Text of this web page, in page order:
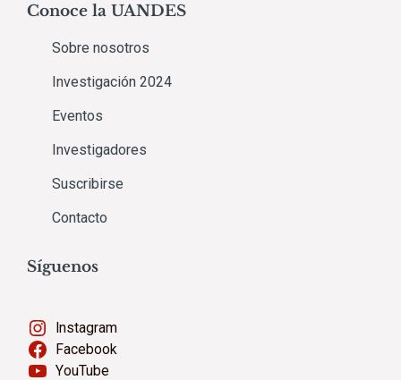
Conoce la UANDES
Sobre nosotros
Investigación 2024
Eventos
Investigadores
Suscribirse
Contacto
Síguenos
Instagram
Facebook
YouTube